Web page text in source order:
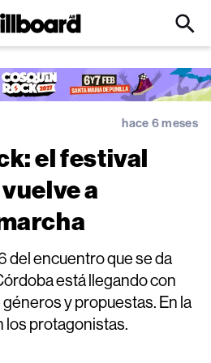
Click
Input
hace 6 meses
el festival
a
del encuentro que se da
está llegando con
géneros y propuestas. En la
los protagonistas.